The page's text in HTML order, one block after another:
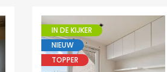
IN DE KIJKER
NIEUW
TOPPER